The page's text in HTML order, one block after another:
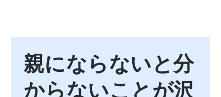
親にならないと分
からないことが沢